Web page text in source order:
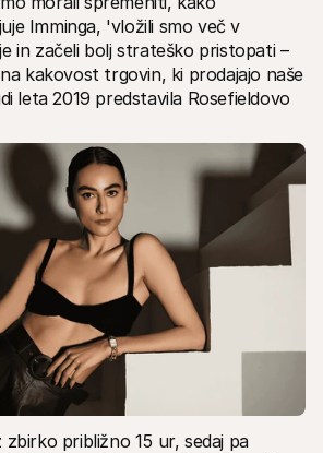
Imminga, 'vložili smo več v
in začeli bolj strateško pristopati –
kakovost trgovin, ki prodajajo naše
leta 2019 predstavila Rosefieldovo
zbirko približno 15 ur, sedaj pa